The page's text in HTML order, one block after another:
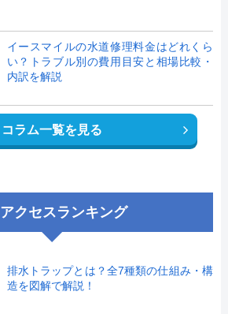
イースマイルの水道修理料金はどれくら
い？トラブル別の費用目安と相場比較・
内訳を解説
コラム一覧を見る
アクセスランキング
排水トラップとは？全7種類の仕組み・構
造を図解で解説！